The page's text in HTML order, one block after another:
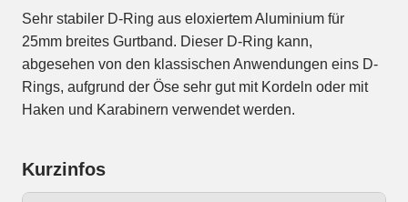
Sehr stabiler D-Ring aus eloxiertem Aluminium für
25mm breites Gurtband. Dieser D-Ring kann,
abgesehen von den klassischen Anwendungen eins D-
Rings, aufgrund der Öse sehr gut mit Kordeln oder mit
Haken und Karabinern verwendet werden.
Kurzinfos